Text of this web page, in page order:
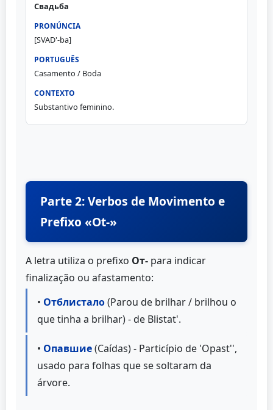
Свадьба
[SVAD'-ba]
Casamento / Boda
Substantivo feminino.
Parte 2: Verbos de Movimento e
Prefixo «Ot-»
A letra utiliza o prefixo От- para indicar
finalização ou afastamento:
• Отблистало(Parou de brilhar / brilhou o
que tinha a brilhar) - de Blistat'.
• Опавшие(Caídas) - Particípio de 'Opast'',
usado para folhas que se soltaram da
árvore.